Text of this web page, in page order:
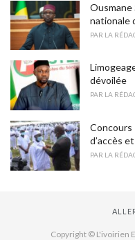
Ousmane
nationale
PAR LA
dévoilée
PAR LA
Concours
d’accès
PAR LA
Copyright © L'ivoirien